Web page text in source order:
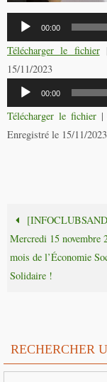
Lecteur
audio
00:00
Télécharger le fichier|
15/11/2023
Lecteur
audio
00:00
Télécharger le fichier
Enregistré le 15/11/2023
Mercredi 15 novembre
mois de l’Économie
Solidaire !
RECHERCHER